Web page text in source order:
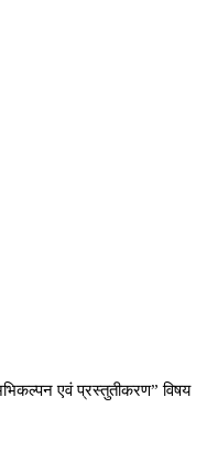
एवं प्रस्तुतीकरण” विषय